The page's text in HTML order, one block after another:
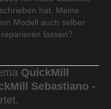
hat. Meine
Modell auch selber
lassen?
QuickMill
Sebastiano -